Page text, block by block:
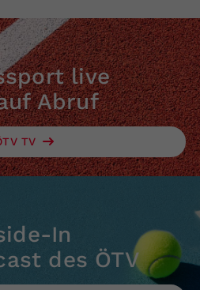
live
Abruf
TV
In
des ÖTV